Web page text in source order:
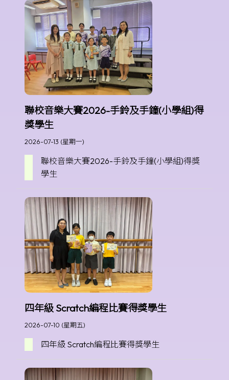
聯校音樂大賽2026-手鈴及手鐘(小學組)得
獎學生
2026-07-13 (星期一)
聯校音樂大賽2026-手鈴及手鐘(小學組)得獎
學生
四年級 Scratch編程比賽得獎學生
2026-07-10 (星期五)
四年級 Scratch編程比賽得獎學生